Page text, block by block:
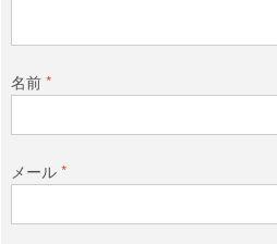
名前*
メール*